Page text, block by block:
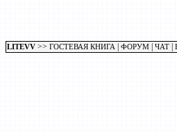
LITEVV >> ГОСТЕВАЯ КНИГА ФОРУМ ЧАТ